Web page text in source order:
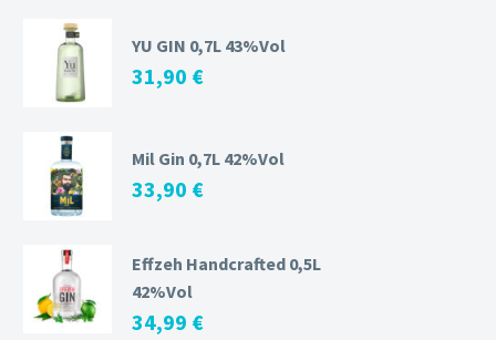
YU GIN 0,7L 43%Vol
31,90 €
Mil Gin 0,7L 42%Vol
33,90 €
Effzeh Handcrafted 0,5L
42%Vol
34,99 €